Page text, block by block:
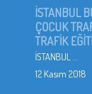
İSTANBUL
ÇOCUK
TRAFİK
İSTANBUL ...
12 Kasım 2018